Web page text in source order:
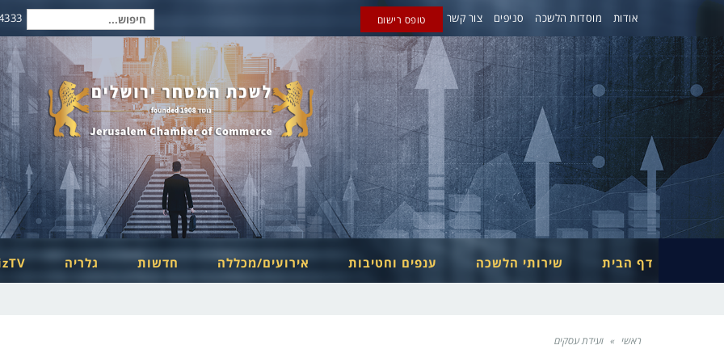
אודות מוסדות הלשכה סניפים צור קשר טופס רישום חיפוש
עבור:
דף הבית שירותי הלשכה ענפים וחטיבות אירועים/מכללה חדשות גלריה
ראשי » ועידת עסקים